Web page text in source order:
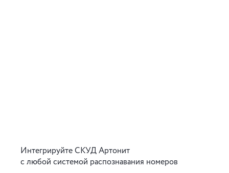
Интегрируйте СКУД Артонит
с любой системой распознавания номеров